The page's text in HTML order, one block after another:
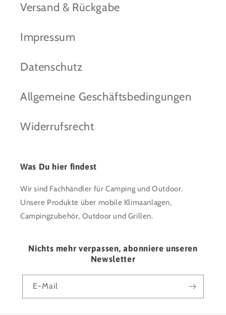
Versand & Rückgabe
Impressum
Datenschutz
Allgemeine Geschäftsbedingungen
Widerrufsrecht
Was Du hier findest
Wir sind Fachhändler für Camping und Outdoor.
Unsere Produkte über mobile Klimaanlagen,
Campingzubehör, Outdoor und Grillen.
Nichts mehr verpassen, abonniere unseren
Newsletter
E-Mail